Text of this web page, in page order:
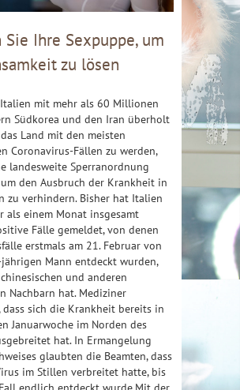
Sie Ihre Sexpuppe, um
zu lösen
Italien mit mehr als 60 Millionen
Südkorea und den Iran überholt
Land mit den meisten
Coronavirus-Fällen zu werden,
landesweite Sperranordnung
den Ausbruch der Krankheit in
zu verhindern. Bisher hat Italien
als einem Monat insgesamt
Fälle gemeldet, von denen
erstmals am 21. Februar von
Mann entdeckt wurden,
und anderen
Nachbarn hat. Mediziner
dass sich die Krankheit bereits in
Januarwoche im Norden des
hat. In Ermangelung
glaubten die Beamten, dass
im Stillen verbreitet hatte, bis